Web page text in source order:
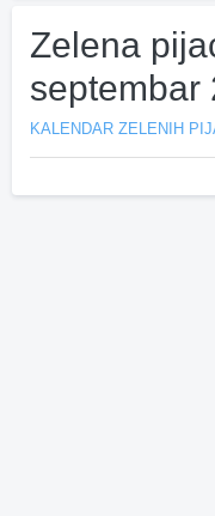
Zelena
septembar
KALENDAR ZELENIH